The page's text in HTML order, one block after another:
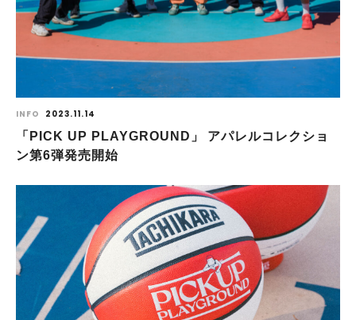
INFO 2023.11.14
「PICK UP PLAYGROUND」 アパレルコレクショ
ン第6弾発売開始